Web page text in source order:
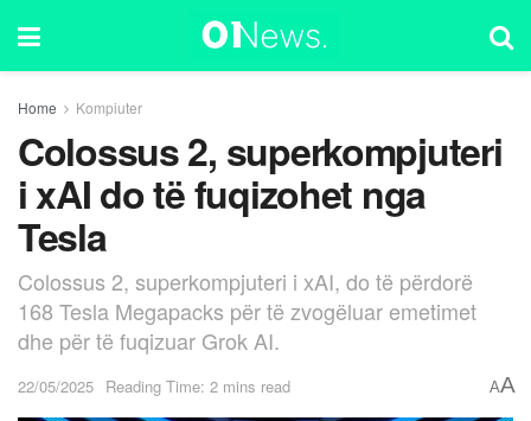
Home Kompiuter
Colossus 2, superkompjuteri
i xAI do të fuqizohet nga
Tesla
Colossus 2, superkompjuteri i xAI, do të përdorë
168 Tesla Megapacks për të zvogëluar emetimet
dhe për të fuqizuar Grok AI.
22/05/2025 Reading Time: 2 mins read AA